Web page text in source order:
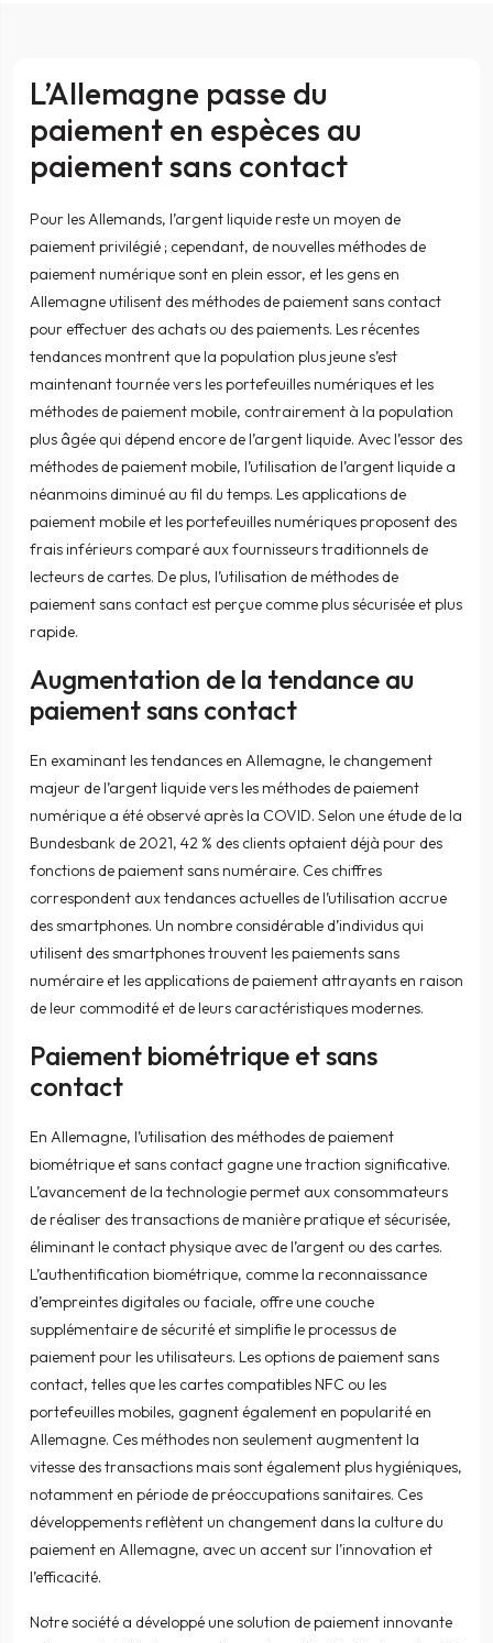
L’Allemagne passe du
paiement en espèces au
paiement sans contact
Pour les Allemands, l’argent liquide reste un moyen de
paiement privilégié ; cependant, de nouvelles méthodes de
paiement numérique sont en plein essor, et les gens en
Allemagne utilisent des méthodes de paiement sans contact
pour effectuer des achats ou des paiements. Les récentes
tendances montrent que la population plus jeune s’est
maintenant tournée vers les portefeuilles numériques et les
méthodes de paiement mobile, contrairement à la population
plus âgée qui dépend encore de l’argent liquide. Avec l’essor des
méthodes de paiement mobile, l’utilisation de l’argent liquide a
néanmoins diminué au fil du temps. Les applications de
paiement mobile et les portefeuilles numériques proposent des
frais inférieurs comparé aux fournisseurs traditionnels de
lecteurs de cartes. De plus, l’utilisation de méthodes de
paiement sans contact est perçue comme plus sécurisée et plus
rapide.
Augmentation de la tendance au
paiement sans contact
En examinant les tendances en Allemagne, le changement
majeur de l’argent liquide vers les méthodes de paiement
numérique a été observé après la COVID. Selon une étude de la
Bundesbank de 2021, 42 % des clients optaient déjà pour des
fonctions de paiement sans numéraire. Ces chiffres
correspondent aux tendances actuelles de l’utilisation accrue
des smartphones. Un nombre considérable d’individus qui
utilisent des smartphones trouvent les paiements sans
numéraire et les applications de paiement attrayants en raison
de leur commodité et de leurs caractéristiques modernes.
Paiement biométrique et sans
contact
En Allemagne, l’utilisation des méthodes de paiement
biométrique et sans contact gagne une traction significative.
L’avancement de la technologie permet aux consommateurs
de réaliser des transactions de manière pratique et sécurisée,
éliminant le contact physique avec de l’argent ou des cartes.
L’authentification biométrique, comme la reconnaissance
d’empreintes digitales ou faciale, offre une couche
supplémentaire de sécurité et simplifie le processus de
paiement pour les utilisateurs. Les options de paiement sans
contact, telles que les cartes compatibles NFC ou les
portefeuilles mobiles, gagnent également en popularité en
Allemagne. Ces méthodes non seulement augmentent la
vitesse des transactions mais sont également plus hygiéniques,
notamment en période de préoccupations sanitaires. Ces
développements reflètent un changement dans la culture du
paiement en Allemagne, avec un accent sur l’innovation et
l’efficacité.
Notre société a développé unesolution de paiement innovante